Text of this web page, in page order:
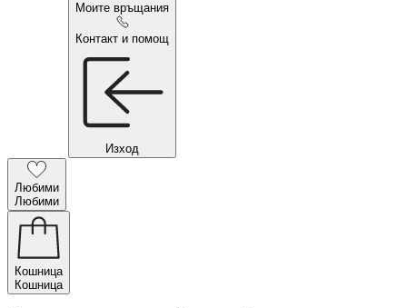
Моите връщания
Контакт и помощ
Изход
Любими
Любими
Кошница
Кошница